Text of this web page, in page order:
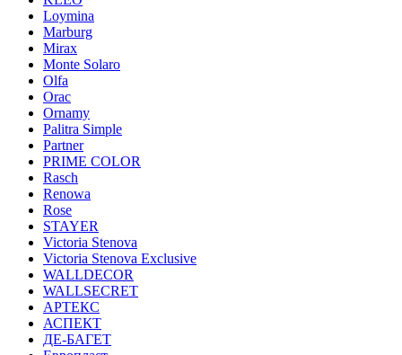
Loymina
Marburg
Mirax
Monte Solaro
Olfa
Orac
Ornamy
Palitra Simple
Partner
PRIME COLOR
Rasch
Renowa
Rose
STAYER
Victoria Stenova
Victoria Stenova Exclusive
WALLDECOR
WALLSECRET
АРТЕКС
АСПЕКТ
ДЕ-БАГЕТ